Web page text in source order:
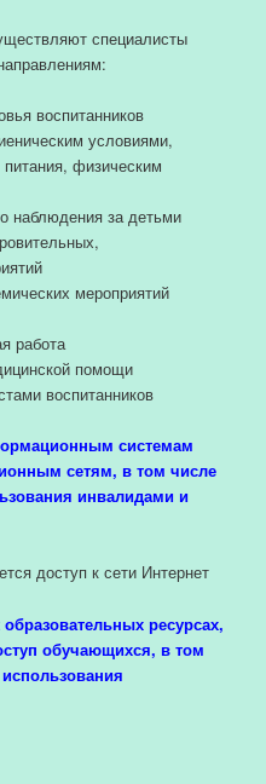
специалисты
воспитанников
условиями,
физическим
наблюдения за детьми
мероприятий
работа
помощи
воспитанников
системам
сетям, в том числе
инвалидами и
доступ к сети Интернет
ресурсах,
обучающихся, в том